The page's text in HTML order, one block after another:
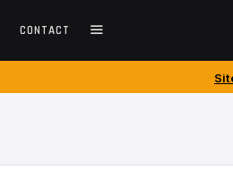
CONTACT
Sites gaming